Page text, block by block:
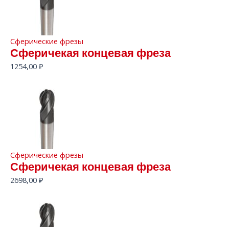
Сферические фрезы
Сферичекая концевая фреза
1254,00 ₽
Сферические фрезы
Сферичекая концевая фреза
2698,00 ₽